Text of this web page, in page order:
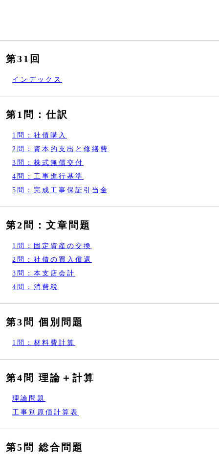
第31回
インデックス
第1問：仕訳
1問：社債購入
2問：資本的支出と修繕費
3問：株式無償交付
4問：工事進行基準
5問：完成工事保証引当金
第2問：文章問題
1問：固定資産の交換
2問：社債の買入償還
3問：本支店会計
4問：消費税
第3問 個別問題
1問：材料費計算
第4問 理論＋計算
理論問題
工事別原価計算表
第5問 総合問題